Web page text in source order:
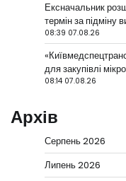
Ексначальник
термін за підміну
08:39 07.08.26
для закупівлі
08:14 07.08.26
Архів
Серпень 2026
Липень 2026